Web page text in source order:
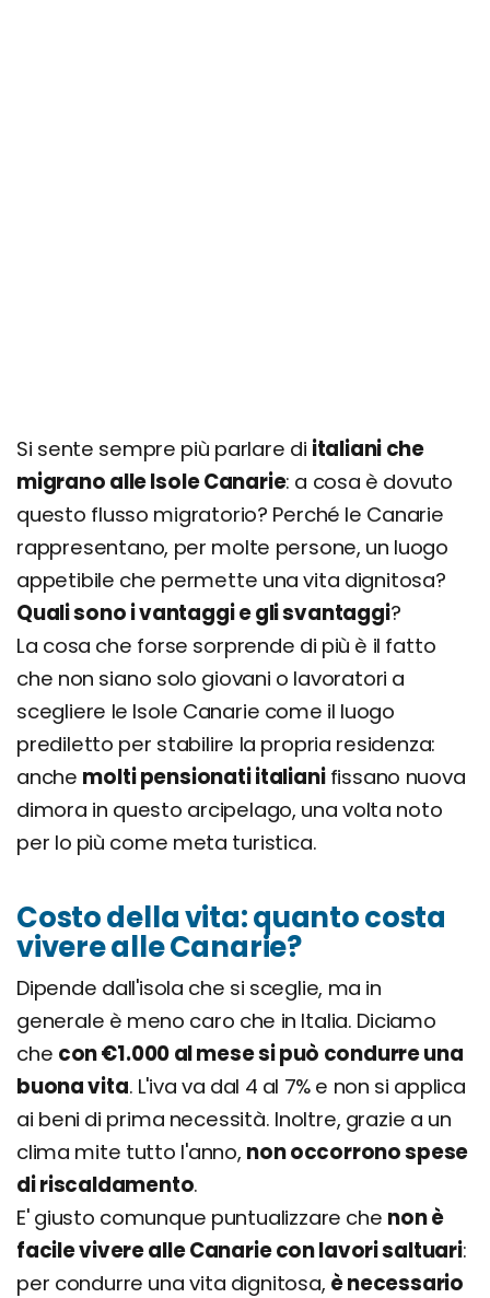
Si sente sempre più parlare di italiani che
migrano alle Isole Canarie: a cosa è dovuto
questo flusso migratorio? Perché le Canarie
rappresentano, per molte persone, un luogo
appetibile che permette una vita dignitosa?
Quali sono i vantaggi e gli svantaggi?
La cosa che forse sorprende di più è il fatto
che non siano solo giovani o lavoratori a
scegliere le Isole Canarie come il luogo
prediletto per stabilire la propria residenza:
anche molti pensionati italianifissano nuova
dimora in questo arcipelago, una volta noto
per lo più come meta turistica.
Costo della vita: quanto costa
vivere alle Canarie?
Dipende dall'isola che si sceglie, ma in
generale è meno caro che in Italia. Diciamo
che con €1.000 al mese si può condurre una
buona vita. L'iva va dal 4 al 7% e non si applica
ai beni di prima necessità. Inoltre, grazie a un
clima mite tutto l'anno, non occorrono spese
di riscaldamento.
E' giusto comunque puntualizzare che non è
facile vivere alle Canarie con lavori saltuari:
per condurre una vita dignitosa, è necessario